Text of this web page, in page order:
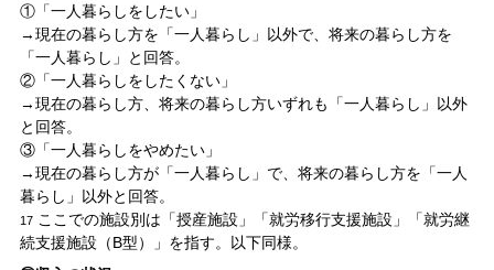
①「一人暮らしをしたい」
→現在の暮らし方を「一人暮らし」以外で、将来の暮らし方を
「一人暮らし」と回答。
②「一人暮らしをしたくない」
→現在の暮らし方、将来の暮らし方いずれも「一人暮らし」以外
と回答。
③「一人暮らしをやめたい」
→現在の暮らし方が「一人暮らし」で、将来の暮らし方を「一人
暮らし」以外と回答。
17ここでの施設別は「授産施設」「就労移行支援施設」「就労継
続支援施設（B型）」を指す。以下同様。